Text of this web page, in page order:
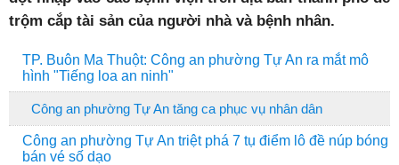
trộm cắp tài sản của người nhà và bệnh nhân.
TP. Buôn Ma Thuột: Công an phường Tự An ra mắt mô
hình "Tiếng loa an ninh"
Công an phường Tự An tăng ca phục vụ nhân dân
Công an phường Tự An triệt phá 7 tụ điểm lô đề núp bóng
bán vé số dạo